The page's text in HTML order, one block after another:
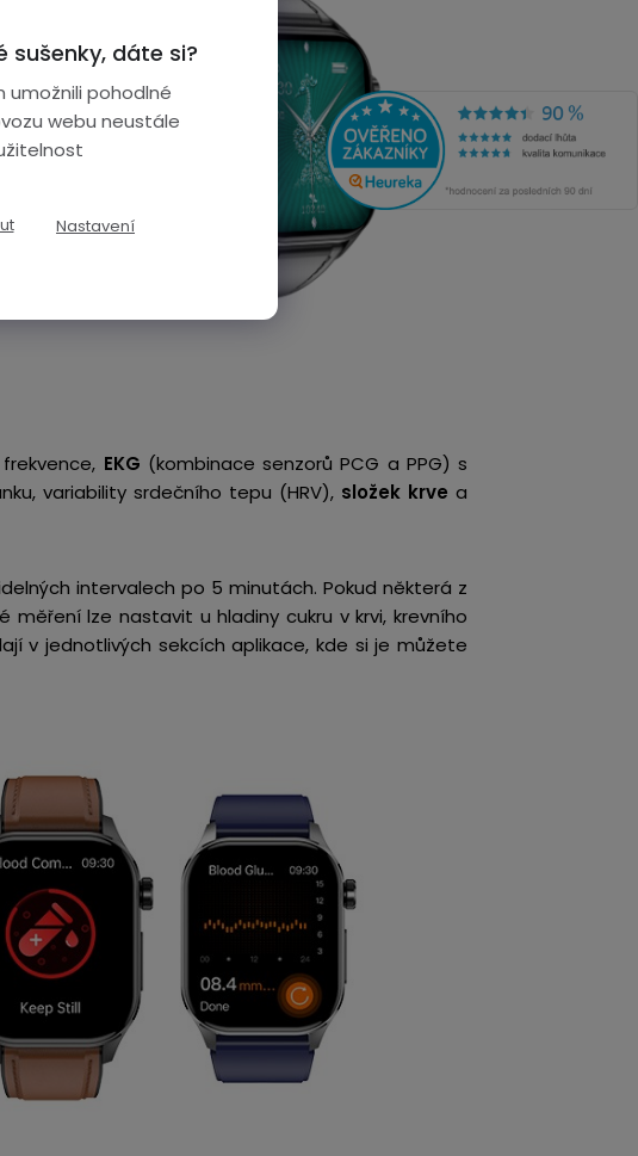
sušenky, dáte si?
umožnili pohodlné
webu neustále
Nastavení
EKG (kombinace senzorů PCG a PPG) s
variability srdečního tepu (HRV), složek krve a
intervalech po 5 minutách. Pokud některá z
měření lze nastavit u hladiny cukru v krvi, krevního
v jednotlivých sekcích aplikace, kde si je můžete